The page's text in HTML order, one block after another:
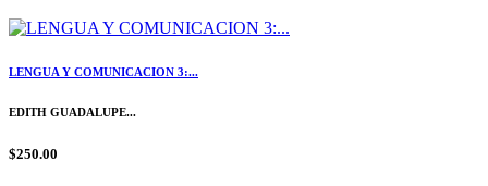
LENGUA Y COMUNICACION 3:...
EDITH GUADALUPE...
$250.00